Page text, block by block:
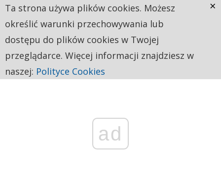
ad
Ta strona używa plików cookies. Możesz
określić warunki przechowywania lub
dostępu do plików cookies w Twojej
przeglądarce. Więcej informacji znajdziesz w
naszej: Polityce Cookies
×